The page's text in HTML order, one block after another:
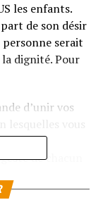
les enfants.
de son désir
personne serait
dignité. Pour
d’unir vos
de chacun
Alicia avec le